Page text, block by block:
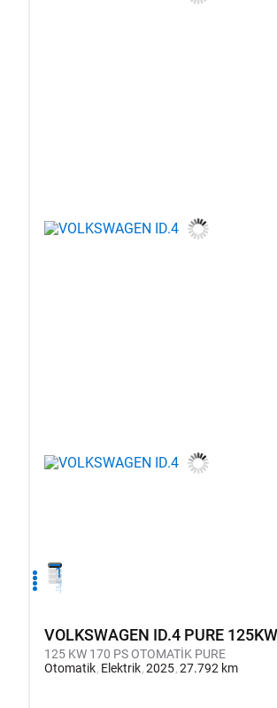
1
2
3
4
VOLKSWAGEN ID.4 PURE 125KW
125 KW 170 PS OTOMATİK PURE
Otomatik Elektrik202527.792 km